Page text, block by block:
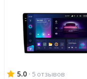
5.0 · 5 отзывов